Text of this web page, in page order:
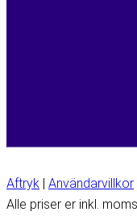
Aftryk | Användarvillkor
Alle priser er inkl.